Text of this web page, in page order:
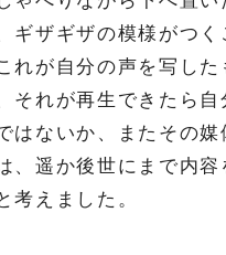
ギザギザの模様がつく
れが自分の声を写した
それが再生できたら自
はないか、またその媒
、遥か後世にまで内容
考えました。